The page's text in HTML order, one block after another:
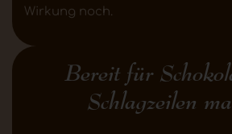
Wirkung noch.
Bereit für
Schlagzeilen